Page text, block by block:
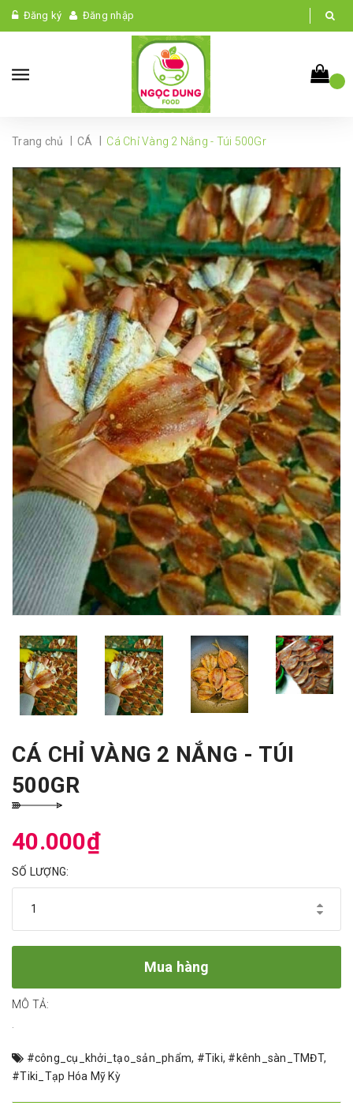
Đăng ký Đăng nhập
Trang chủ CÁ Cá Chỉ Vàng 2 Nắng - Túi 500Gr
CÁ CHỈ VÀNG 2 NẮNG - TÚI
500GR
40.000₫
SỐ LƯỢNG:
Mua hàng
MÔ TẢ:
#công_cụ_khởi_tạo_sản_phẩm, #Tiki, #kênh_sàn_TMĐT,
#Tiki_Tạp Hóa Mỹ Kỳ